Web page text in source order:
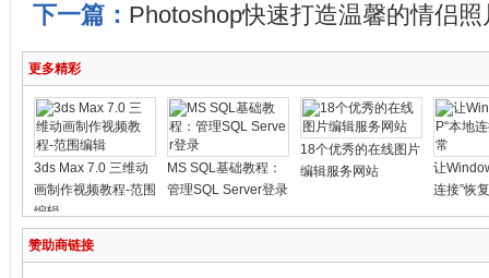
下一篇： Photoshop快速打造温馨的情侣照
更多精彩
3ds Max 7.0 三维动
画制作视频教程-范围
编辑
MS SQL基础教程：
管理SQL Server登录
18个优秀的在线图片
编辑服务网站
让
连接”恢
赞助商链接